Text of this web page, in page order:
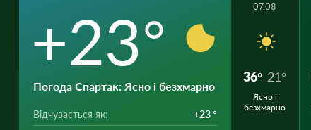
+23°
Погода Спартак: Ясно і безхмарно
Відчувається як: +23 °
07.08
36° 21°
Ясно і
безхмарно